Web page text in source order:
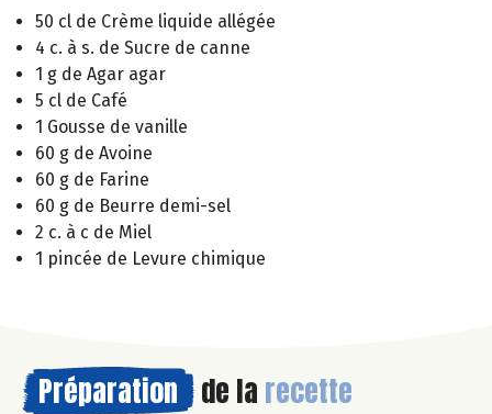
50 cl de Crème liquide allégée
4 c. à s. de Sucre de canne
1 g de Agar agar
5 cl de Café
1 Gousse de vanille
60 g de Avoine
60 g de Farine
60 g de Beurre demi-sel
2 c. à c de Miel
1 pincée de Levure chimique
Préparation de la recette